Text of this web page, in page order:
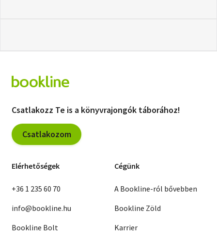
Csatlakozz Te is a könyvrajongók táborához!
Csatlakozom
Elérhetőségek
+36 1 235 60 70
info@bookline.hu
Bookline Bolt
Cégünk
A Bookline-ról bővebben
Bookline Zöld
Karrier